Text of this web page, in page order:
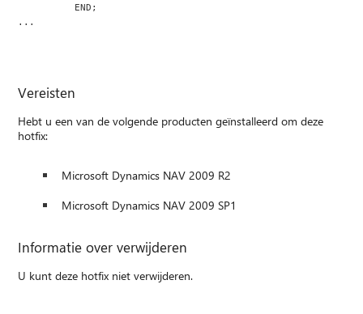
          END;
...
Vereisten
Hebt u een van de volgende producten geïnstalleerd om deze
hotfix:
Microsoft Dynamics NAV 2009 R2
Microsoft Dynamics NAV 2009 SP1
Informatie over verwijderen
U kunt deze hotfix niet verwijderen.